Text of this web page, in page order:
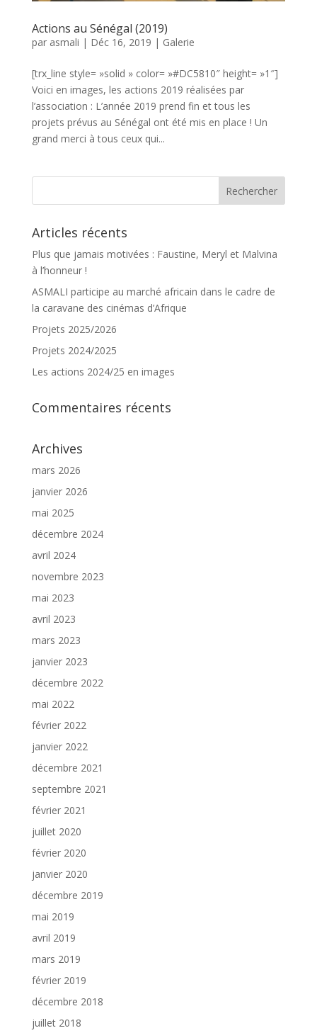
Actions au Sénégal (2019)
par asmali | Déc 16, 2019 | Galerie
[trx_line style= »solid » color= »#DC5810″ height= »1″]
Voici en images, les actions 2019 réalisées par
l’association : L’année 2019 prend fin et tous les
projets prévus au Sénégal ont été mis en place ! Un
grand merci à tous ceux qui...
Articles récents
Plus que jamais motivées : Faustine, Meryl et Malvina
à l’honneur !
ASMALI participe au marché africain dans le cadre de
la caravane des cinémas d’Afrique
Projets 2025/2026
Projets 2024/2025
Les actions 2024/25 en images
Commentaires récents
Archives
mars 2026
janvier 2026
mai 2025
décembre 2024
avril 2024
novembre 2023
mai 2023
avril 2023
mars 2023
janvier 2023
décembre 2022
mai 2022
février 2022
janvier 2022
décembre 2021
septembre 2021
février 2021
juillet 2020
février 2020
janvier 2020
décembre 2019
mai 2019
avril 2019
mars 2019
février 2019
décembre 2018
juillet 2018